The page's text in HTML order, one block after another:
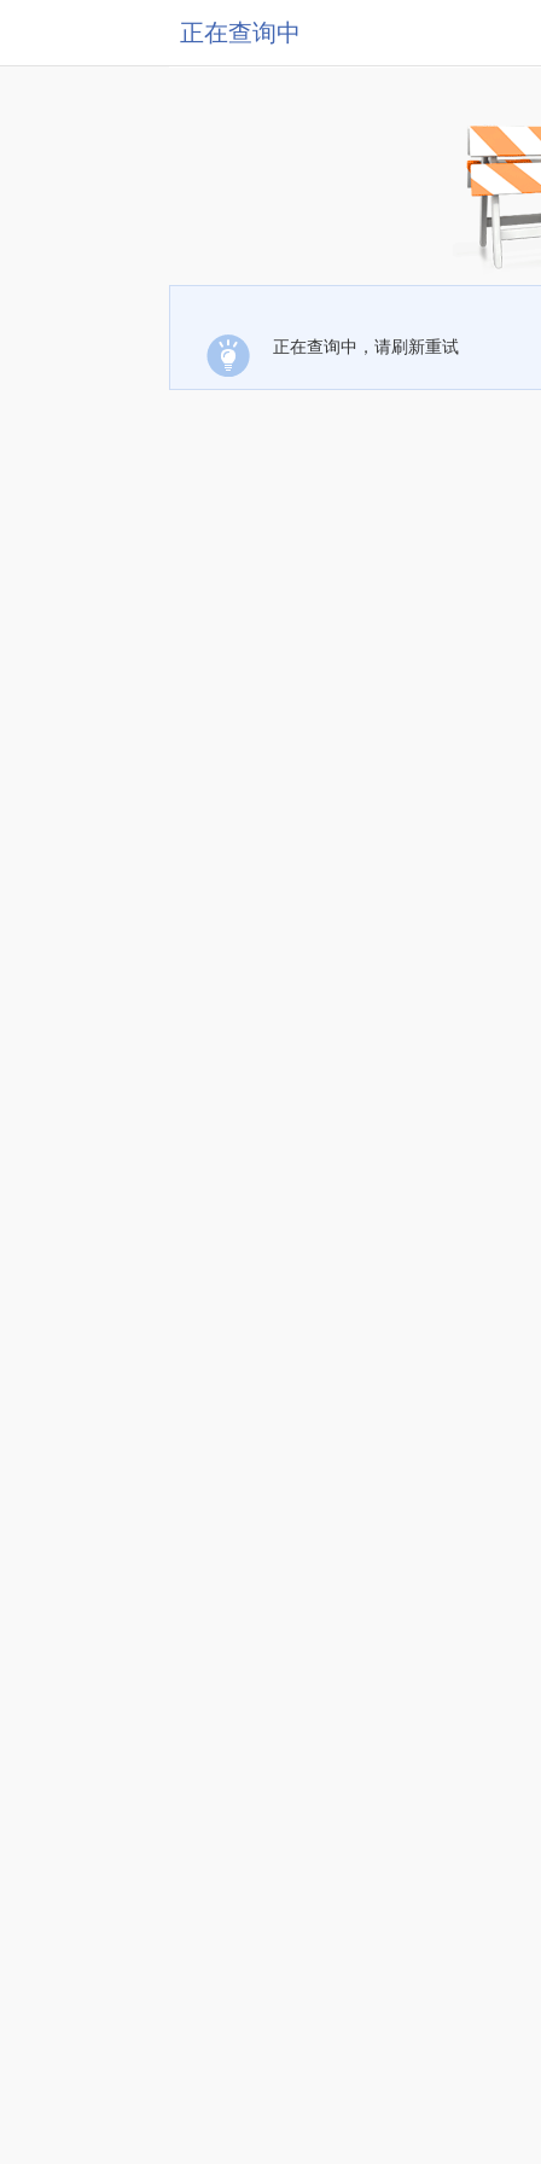
正在查询中
正在查询中，请刷新重试